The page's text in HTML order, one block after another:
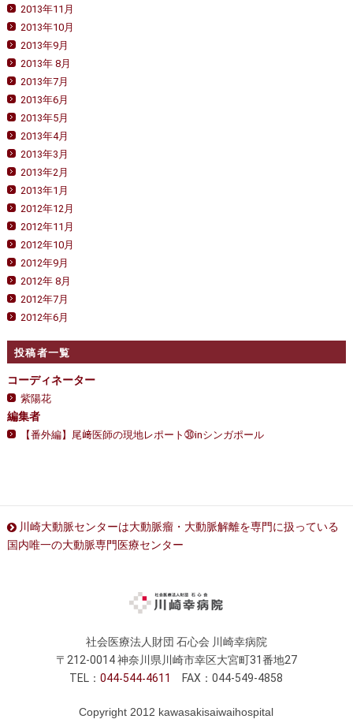
2013年11月
2013年10月
2013年9月
2013年 8月
2013年7月
2013年6月
2013年5月
2013年4月
2013年3月
2013年2月
2013年1月
2012年12月
2012年11月
2012年10月
2012年9月
2012年 8月
2012年7月
2012年6月
投稿者一覧
コーディネーター
紫陽花
編集者
【番外編】尾﨑医師の現地レポート㉚inシンガポール
川崎大動脈センターは大動脈瘤・大動脈解離を専門に扱っている
国内唯一の大動脈専門医療センター
社会医療法人財団 石心会 川崎幸病院
〒212-0014 神奈川県川崎市幸区大宮町31番地27
TEL：044 544 4611 FAX：044-549-4858
Copyright 2012 kawasakisaiwaihospital